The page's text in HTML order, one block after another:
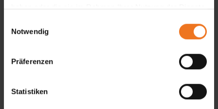
haben oder die sie im Rahmen Ihrer Nutzung der Dienste
Notwendig
Präferenzen
Statistiken
konfigurierbarmit der gesamten WAREMA
Markisen-Kollektion SPECTRUM! What´s your